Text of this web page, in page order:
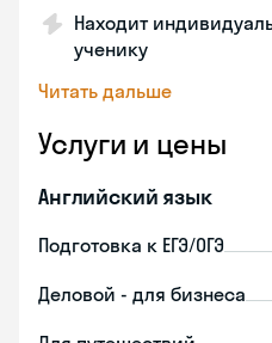
Находит
ученику
Читать дальше
Услуги и цены
Английский язык
Подготовка к ЕГЭ/ОГЭ
Деловой - для бизнеса